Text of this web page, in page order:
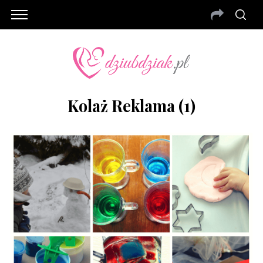
Kolaż Reklama (1)
S
e
a